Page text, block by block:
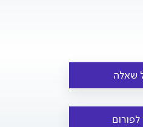
שאלה
לפורום